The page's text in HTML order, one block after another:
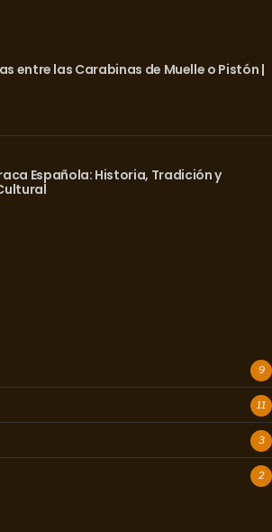
entre las Carabinas de Muelle o Pistón |
Española: Historia, Tradición y
9
11
3
2